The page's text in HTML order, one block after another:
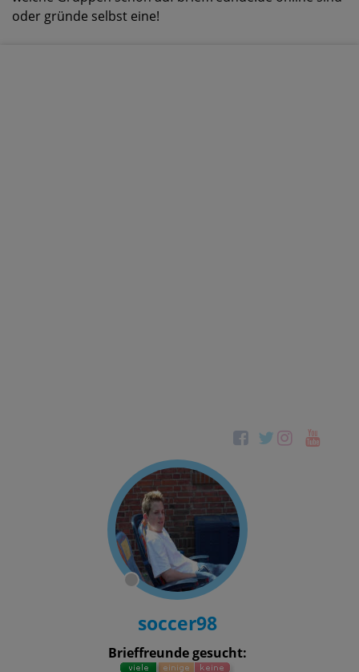
oder gründe selbst eine!
soccer98
Brieffreunde gesucht: